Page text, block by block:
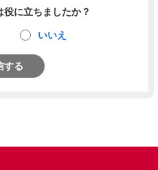
に立ちましたか？
いいえ
する